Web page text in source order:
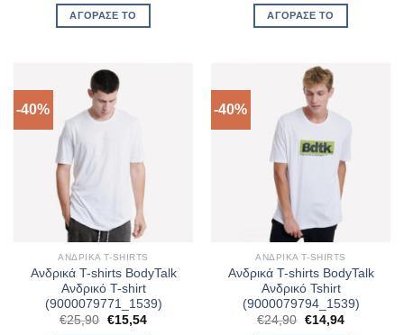
was:
€23,90.
ΑΓΌΡΑΣΈ ΤΟ
was:
€23,90.
ΑΓΌΡΑΣΈ ΤΟ
-40%
ΑΝΔΡΙΚΆ T-SHIRTS
Ανδρικά T-shirts BodyTalk
Ανδρικό T-shirt
(9000079771_1539)
€25,90 Original
€15,54Η
-40%
ΑΝΔΡΙΚΆ T-SHIRTS
Ανδρικά T-shirts BodyTalk
Ανδρικό Tshirt
(9000079794_1539)
€24,90 Original
€14,94Η